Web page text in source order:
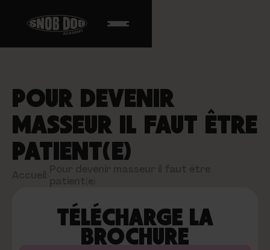
POUR DEVENIR
MASSEUR IL FAUT ÊTRE
PATIENT(E)
TÉLÉCHARGE LA
BROCHURE